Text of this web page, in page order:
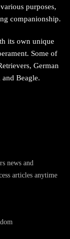
purposes,
companionship.
its own unique
Some of
German
Beagle.
news and
articles anytime